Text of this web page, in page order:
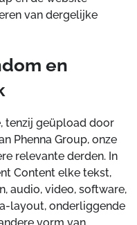
van dergelijke
en
tenzij geüpload door
Phenna Group, onze
relevante derden. In
Content elke tekst,
audio, video, software,
layout, onderliggende